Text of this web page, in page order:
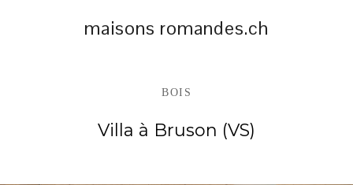
maisons romandes.ch
BOIS
Villa à Bruson (VS)